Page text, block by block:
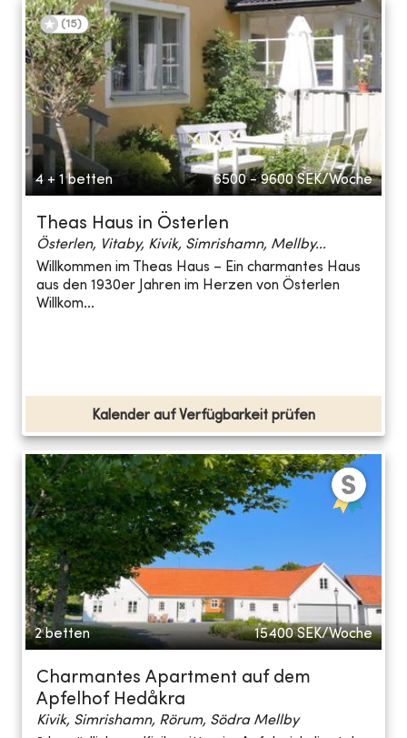
(15)
4 + 1 betten 6500 - 9600 SEK/Woche
Theas Haus in Österlen
Österlen, Vitaby, Kivik, Simrishamn, Mellby...
Willkommen im Theas Haus – Ein charmantes Haus
aus den 1930er Jahren im Herzen von Österlen
Willkom...
Kalender auf Verfügbarkeit prüfen
2 betten 15400 SEK/Woche
Charmantes Apartment auf dem
Apfelhof Hedåkra
Kivik, Simrishamn, Rörum, Södra Mellby